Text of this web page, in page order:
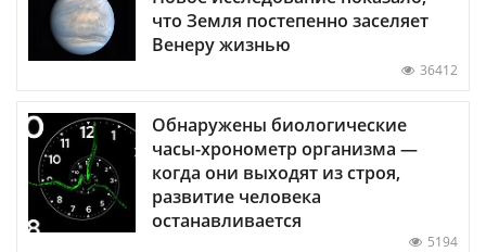
что Земля постепенно заселяет
Венеру жизнью
36412
Обнаружены биологические
часы-хронометр организма —
когда они выходят из строя,
развитие человека
останавливается
5194